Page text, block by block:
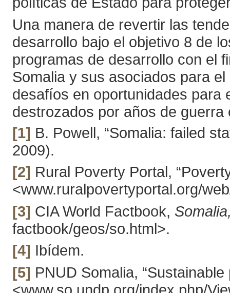
Una manera de revertir las
desarrollo bajo el objetivo 8 de
programas de desarrollo con el
Somalia y sus asociados para
desafíos en oportunidades para
destrozados por años de guerra
[1] B. Powell, “Somalia: failed
2009).
[2] Rural Poverty Portal,
<www.ruralpovertyportal.org/
[3] CIA World Factbook, Somalia
factbook/geos/so.html>.
[4] Ibídem.
[5] PNUD Somalia,
<www.so.undp.org/index.php/